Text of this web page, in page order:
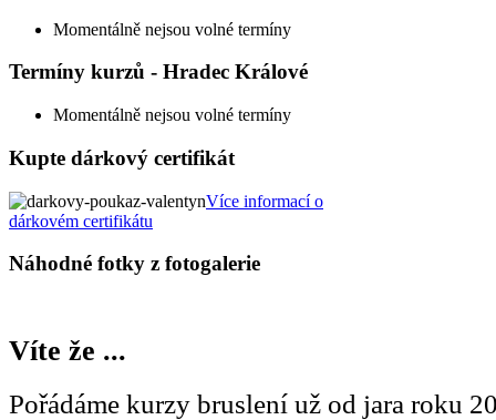
Momentálně nejsou volné termíny
Termíny kurzů - Hradec Králové
Momentálně nejsou volné termíny
Kupte dárkový certifikát
Více informací o
dárkovém certifikátu
Náhodné fotky z fotogalerie
Víte že ...
Pořádáme kurzy bruslení už od jara roku